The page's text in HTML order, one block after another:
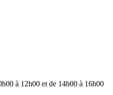
à 12h00 et de 14h00 à 16h00